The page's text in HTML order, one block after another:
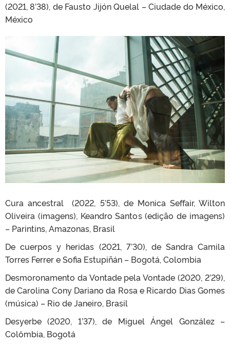
(2021, 8’38), de Fausto Jijón Quelal – Ciudade do México,
México
Cura ancestral (2022, 5’53), de Monica Seffair, Wilton
Oliveira (imagens), Keandro Santos (edição de imagens)
– Parintins, Amazonas, Brasil
De cuerpos y heridas (2021, 7’30), de Sandra Camila
Torres Ferrer e Sofia Estupiñán – Bogotá, Colombia
Desmoronamento da Vontade pela Vontade (2020, 2’29),
de Carolina Cony Dariano da Rosa e Ricardo Dias Gomes
(música) – Rio de Janeiro, Brasil
Desyerbe (2020, 1’37), de Miguel Ángel González –
Colômbia, Bogotá